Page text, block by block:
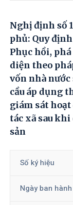
Nghị định số
phủ: Quy
Phục hồi,
diện theo
vốn nhà nước
cầu áp dụng
giám sát
tác xã sau
sản
Số ký hiệu
Ngày ban hành